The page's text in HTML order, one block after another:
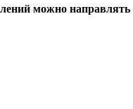
можно направлять